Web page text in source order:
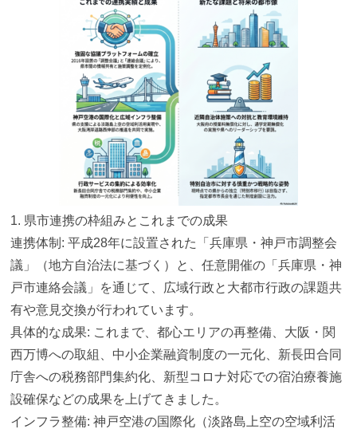
1. 県市連携の枠組みとこれまでの成果
連携体制: 平成28年に設置された「兵庫県・神戸市調整会
議」（地方自治法に基づく）と、任意開催の「兵庫県・神
戸市連絡会議」を通じて、広域行政と大都市行政の課題共
有や意見交換が行われています。
具体的な成果: これまで、都心エリアの再整備、大阪・関
西万博への取組、中小企業融資制度の一元化、新長田合同
庁舎への税務部門集約化、新型コロナ対応での宿泊療養施
設確保などの成果を上げてきました。
インフラ整備: 神戸空港の国際化（淡路島上空の空域利活